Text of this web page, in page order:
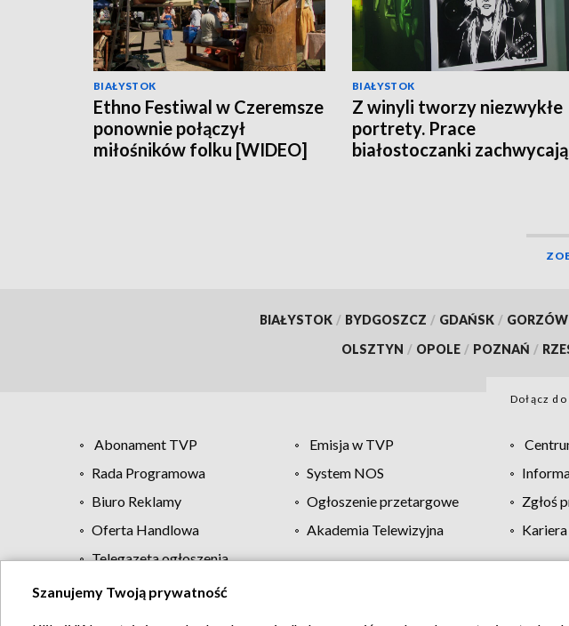
BIAŁYSTOK
Ethno Festiwal w Czeremsze
ponownie połączył
miłośników folku [WIDEO]
BIAŁYSTOK
Z winyli tworzy niezwykłe
portrety. Prace
białostoczanki zachwycają
BIAŁYSTOK / BYDGOSZCZ / GDAŃSK /
OLSZTYN / OPOLE / POZNAŃ /
Dołącz
Abonament TVP Emisja w TVP
Rada Programowa
System NOS
Biuro Reklamy
Ogłoszenie przetargowe Zgłoś
Oferta Handlowa
Akademia Telewizyjna
Telegazeta ogłoszenia
Szanujemy Twoją prywatność